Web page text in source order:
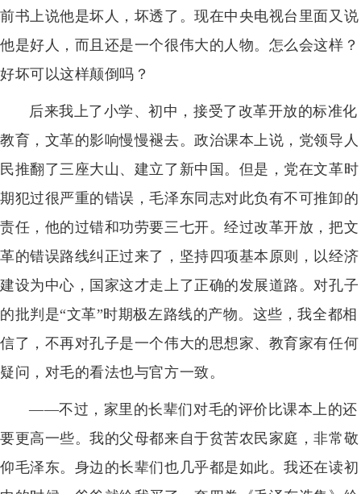
前书上说他是坏人，坏透了。现在中央电视台里面又说
他是好人，而且还是一个很伟大的人物。怎么会这样？
好坏可以这样颠倒吗？
后来我上了小学、初中，接受了改革开放的标准化
教育，文革的影响慢慢褪去。政治课本上说，党领导人
民推翻了三座大山、建立了新中国。但是，党在文革时
期犯过很严重的错误，毛泽东同志对此负有不可推卸的
责任，他的过错和功劳要三七开。经过改革开放，把文
革的错误路线纠正过来了，坚持四项基本原则，以经济
建设为中心，国家这才走上了正确的发展道路。对孔子
的批判是“文革”时期极左路线的产物。这些，我全都相
信了，不再对孔子是一个伟大的思想家、教育家有任何
疑问，对毛的看法也与官方一致。
——不过，家里的长辈们对毛的评价比课本上的还
要更高一些。我的父母都来自于贫苦农民家庭，非常敬
仰毛泽东。身边的长辈们也几乎都是如此。我还在读初